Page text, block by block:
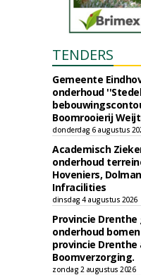
TENDERS
Gemeente
onderhoud
Boomrooierij
donderdag 6 augustus
Academisch
onderhoud
Hoveniers,
Infracilities
dinsdag 4 augustus 2026
Provincie
onderhoud
provincie Drenthe
Boomverzorging.
zondag 2 augustus 2026